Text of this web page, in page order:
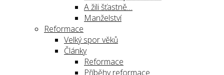
A žili šťastně…
Manželství
Reformace
Velký spor věků
Články
Reformace
Příběhy reformace